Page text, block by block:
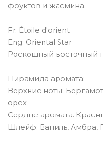
фруктов и жасмина.
Fr: Étoile d'orient
Eng: Oriental Star
Роскошный восточный
Пирамида аромата:
Верхние ноты:
орех
Сердце аромата:
Шлейф: Ваниль, Амбра,